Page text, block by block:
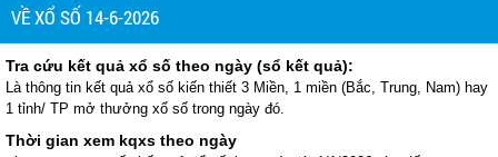
VỀ XỔ SỐ 14-6-2026
Tra cứu kết quả xổ số theo ngày (sổ kết quả):
Là thông tin kết quả xổ số kiến thiết 3 Miền, 1 miền (Bắc, Trung, Nam) hay
1 tỉnh/ TP mở thưởng xổ số trong ngày đó.
Thời gian xem kqxs theo ngày